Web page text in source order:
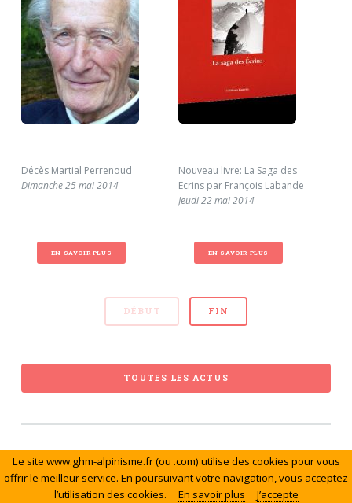
Décès Martial Perrenoud
Dimanche 25 mai 2014
EN SAVOIR PLUS
Nouveau livre: La Saga des
Ecrins par François Labande
Jeudi 22 mai 2014
EN SAVOIR PLUS
DÉBUT FIN
TOUTES LES ACTUS
© Le Groupe de Haute Montagne. Tous droits réservés.
Le site www.ghm-alpinisme.fr (ou .com) utilise des cookies pour vous
offrir le meilleur service. En poursuivant votre navigation, vous acceptez
l’utilisation des cookies.
En savoir plus J’accepte